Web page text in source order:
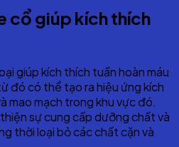
cổ giúp kích thích
giúp kích thích tuần hoàn máu
đó có thể tạo ra hiệu ứng kích
mao mạch trong khu vực đó.
sự cung cấp dưỡng chất và
thời loại bỏ các chất cặn và